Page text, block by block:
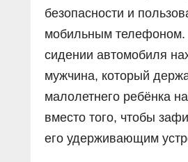
безопасности и
мобильным
сидении автомобиля
мужчина, который
малолетнего ребёнка
вместо того, чтобы
его удерживающим